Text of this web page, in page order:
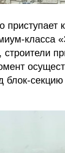
класса
блок-